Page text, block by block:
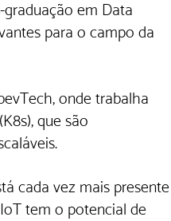
em Data
para o campo da
onde trabalha
que são
cada vez mais
tem o potencial de